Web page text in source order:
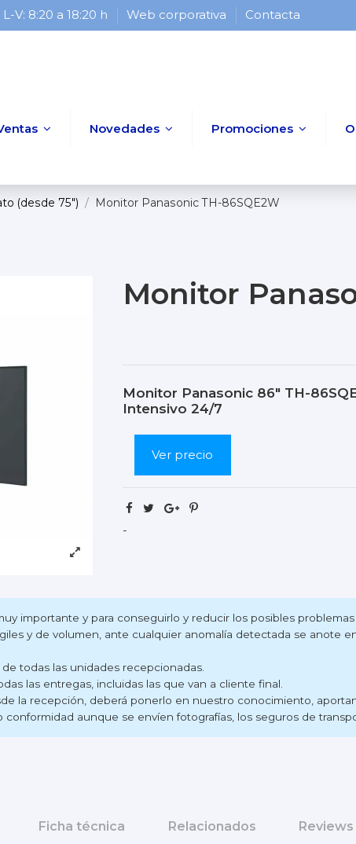
L-V: 8:20 a 18:20 h Web corporativa Contacta
Novedades Promociones
(desde 75") Monitor Panasonic TH-86SQE2W
Monitor
Monitor Panasonic 86" TH-
Intensivo 24/7
Ver precio
-
importante y para conseguirlo y reducir los posibles
y de volumen, ante cualquier anomalía detectada se anote
todas las unidades recepcionadas.
las entregas, incluidas las que van a cliente final.
la recepción, deberá ponerlo en nuestro conocimiento,
conformidad aunque se envíen fotografías, los seguros de
Ficha técnica Relacionados Reviews